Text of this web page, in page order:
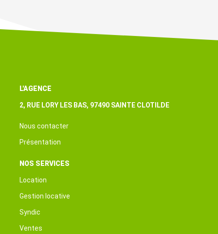
L'AGENCE
2, RUE LORY LES BAS, 97490 SAINTE CLOTILDE
Nous contacter
Présentation
NOS SERVICES
Location
Gestion locative
Syndic
Ventes